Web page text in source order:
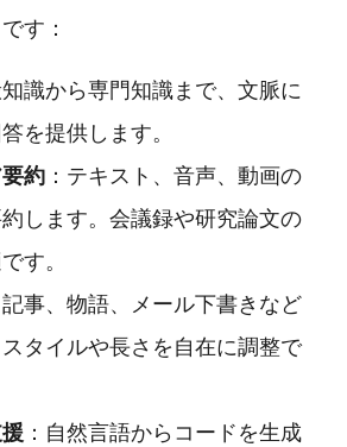
す：
知識から専門知識まで、文脈に
を提供します。
約 ：テキスト、音声、動画の
します。会議録や研究論文の
す。
記事、物語、メール下書きなど
タイルや長さを自在に調整で
：自然言語からコードを生成